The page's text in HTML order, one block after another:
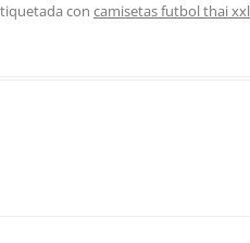
con camisetas futbol thai xxl